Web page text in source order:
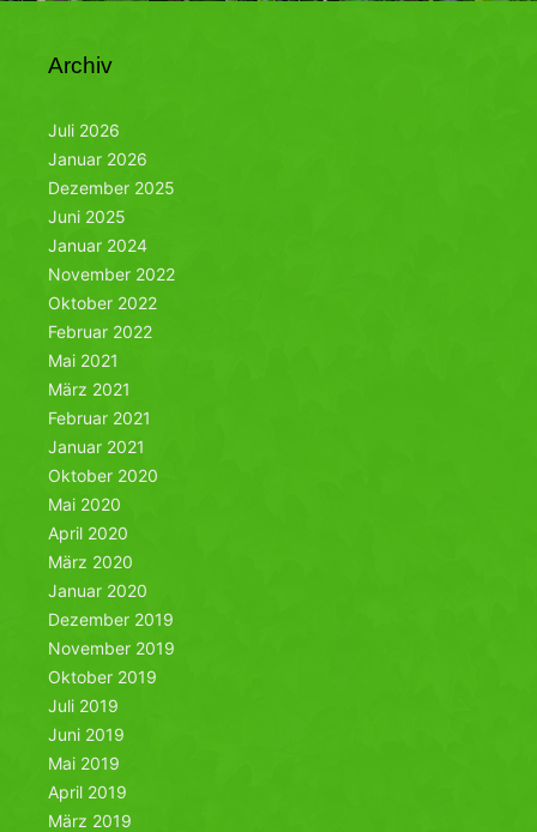
Archiv
Juli 2026
Januar 2026
Dezember 2025
Juni 2025
Januar 2024
November 2022
Oktober 2022
Februar 2022
Mai 2021
März 2021
Februar 2021
Januar 2021
Oktober 2020
Mai 2020
April 2020
März 2020
Januar 2020
Dezember 2019
November 2019
Oktober 2019
Juli 2019
Juni 2019
Mai 2019
April 2019
März 2019